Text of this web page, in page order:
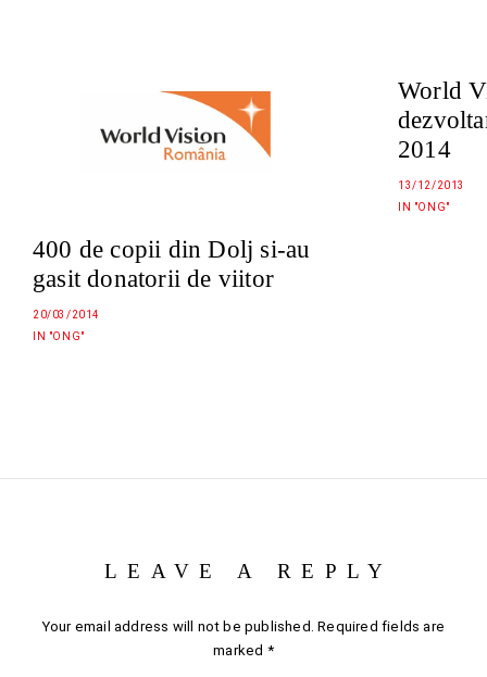
400 de copii din Dolj si-au
gasit donatorii de viitor
20/03/2014
IN "ONG"
World
2014
13/12/2013
IN "ONG"
LEAVE A REPLY
Your email address will not be published. Required fields are
marked *